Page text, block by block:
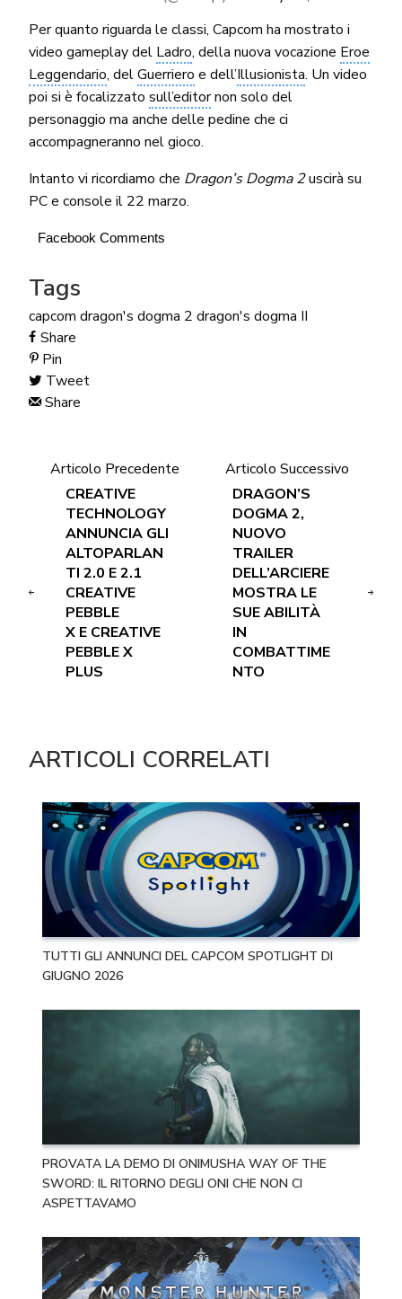
Per quanto riguarda le classi, Capcom ha mostrato i
video gameplay del Ladro, della nuova vocazione Eroe
Leggendario, delGuerriero e dell’Illusionista. Un video
poi si è focalizzatosull’editornon solo del
personaggio ma anche delle pedine che ci
accompagneranno nel gioco.
Intanto vi ricordiamo che Dragon’s Dogma 2uscirà su
PC e console il 22 marzo.
Facebook Comments
Tags
capcom dragon's dogma 2 dragon's dogma II
Share
Pin
Tweet
Share
Articolo Precedente
CREATIVE
TECHNOLOGY
ANNUNCIA GLI
ALTOPARLAN
TI 2.0 E 2.1
CREATIVE
PEBBLE
X E CREATIVE
PEBBLE X
PLUS
Articolo Successivo
DRAGON’S
DOGMA 2,
NUOVO
TRAILER
DELL’ARCIERE
MOSTRA LE
SUE ABILITÀ
IN
COMBATTIME
NTO
ARTICOLI CORRELATI
TUTTI GLI ANNUNCI DEL CAPCOM SPOTLIGHT DI
GIUGNO 2026
PROVATA LA DEMO DI ONIMUSHA WAY OF THE
SWORD: IL RITORNO DEGLI ONI CHE NON CI
ASPETTAVAMO